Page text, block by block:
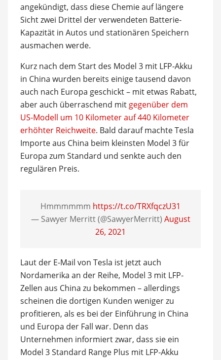
angekündigt, dass diese Chemie auf längere
Sicht zwei Drittel der verwendeten Batterie-
Kapazität in Autos und stationären Speichern
ausmachen werde.
Kurz nach dem Start des Model 3 mit LFP-Akku
in China wurden bereits einige tausend davon
auch nach Europa geschickt – mit etwas Rabatt,
aber auch überraschend mit gegenüber dem
US-Modell um 10 Kilometer auf 440 Kilometer
erhöhter Reichweite. Bald darauf machte Tesla
Importe aus China beim kleinsten Model 3 für
Europa zum Standard und senkte auch den
regulären Preis.
Hmmmmmm https://t.co/TRXfqczU31
— Sawyer Merritt (@SawyerMerritt) August
26, 2021
Laut der E-Mail von Tesla ist jetzt auch
Nordamerika an der Reihe, Model 3 mit LFP-
Zellen aus China zu bekommen – allerdings
scheinen die dortigen Kunden weniger zu
profitieren, als es bei der Einführung in China
und Europa der Fall war. Denn das
Unternehmen informiert zwar, dass sie ein
Model 3 Standard Range Plus mit LFP-Akku